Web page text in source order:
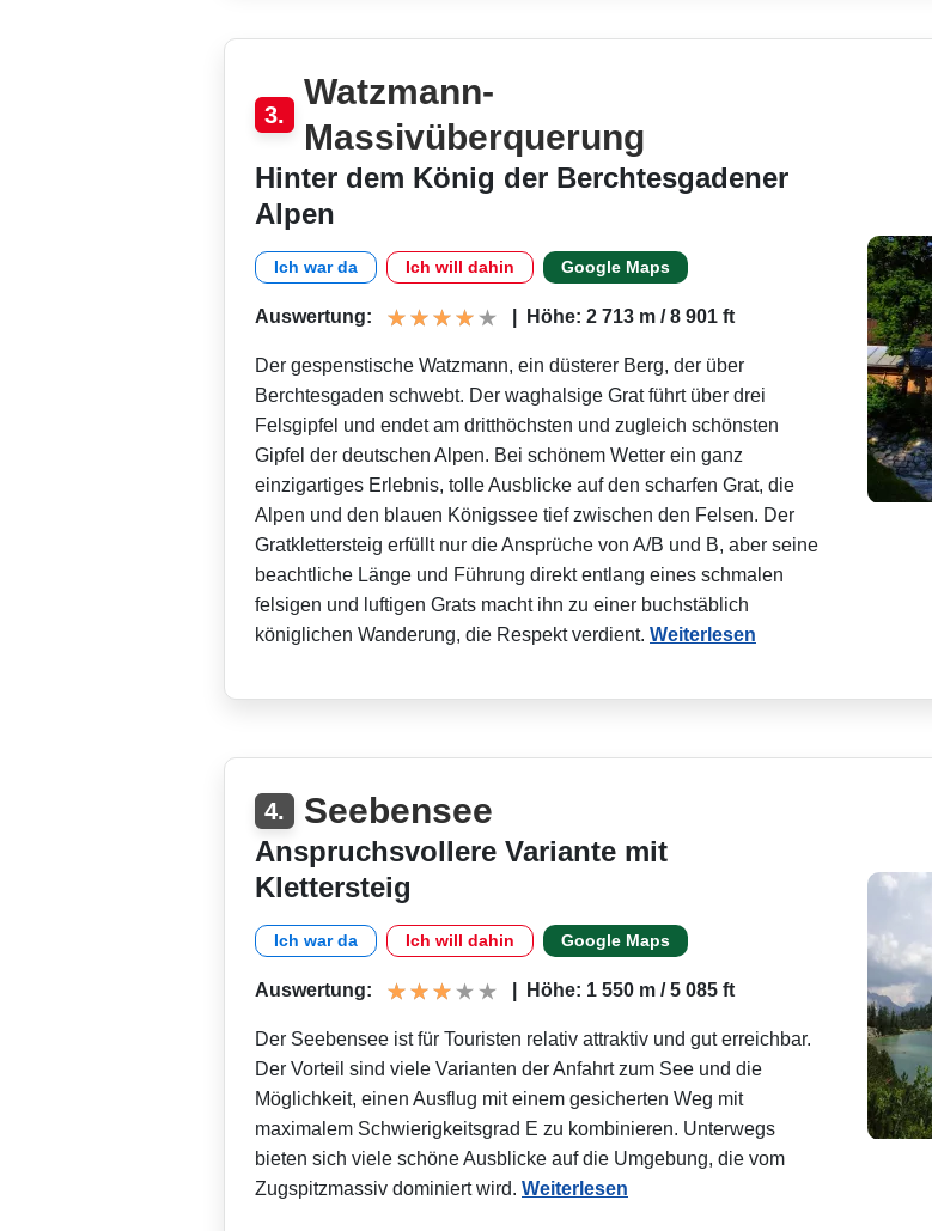
3.
Watzmann-
Massivüberquerung
Hinter dem König der Berchtesgadener
Alpen
Ich war da Ich will dahin Google Maps
Auswertung: Höhe: 2 713 m / 8 901 ft
Der gespenstische Watzmann, ein düsterer Berg, der über
Berchtesgaden schwebt. Der waghalsige Grat führt über drei
Felsgipfel und endet am dritthöchsten und zugleich schönsten
Gipfel der deutschen Alpen. Bei schönem Wetter ein ganz
einzigartiges Erlebnis, tolle Ausblicke auf den scharfen Grat, die
Alpen und den blauen Königssee tief zwischen den Felsen. Der
Gratklettersteig erfüllt nur die Ansprüche von A/B und B, aber seine
beachtliche Länge und Führung direkt entlang eines schmalen
felsigen und luftigen Grats macht ihn zu einer buchstäblich
königlichen Wanderung, die Respekt verdient. Weiterlesen
4. Seebensee
Anspruchsvollere Variante mit
Klettersteig
Ich war da Ich will dahin Google Maps
Auswertung: Höhe: 1 550 m / 5 085 ft
Der Seebensee ist für Touristen relativ attraktiv und gut erreichbar.
Der Vorteil sind viele Varianten der Anfahrt zum See und die
Möglichkeit, einen Ausflug mit einem gesicherten Weg mit
maximalem Schwierigkeitsgrad E zu kombinieren. Unterwegs
bieten sich viele schöne Ausblicke auf die Umgebung, die vom
Zugspitzmassiv dominiert wird. Weiterlesen